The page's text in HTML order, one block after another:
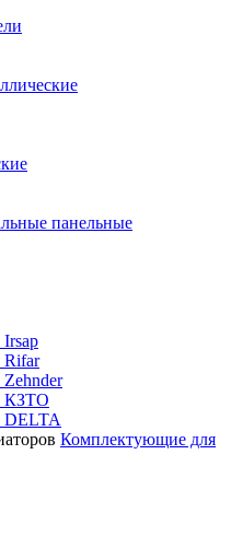
панельные
Rifar
КЗТО
DELTA
Комплектующие для